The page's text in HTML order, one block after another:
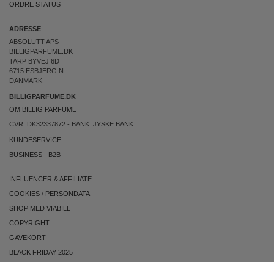
ORDRE STATUS
ADRESSE
ABSOLUTT APS
BILLIGPARFUME.DK
TARP BYVEJ 6D
6715 ESBJERG N
DANMARK
BILLIGPARFUME.DK
OM BILLIG PARFUME
CVR: DK32337872 - BANK: JYSKE BANK
KUNDESERVICE
BUSINESS - B2B
INFLUENCER & AFFILIATE
COOKIES / PERSONDATA
SHOP MED VIABILL
COPYRIGHT
GAVEKORT
BLACK FRIDAY 2025